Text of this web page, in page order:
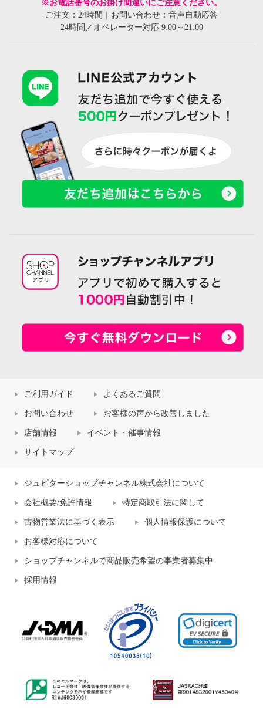
※お電話番号のお掛け間違いにご注意ください。
ご注文：24時間｜お問い合わせ：音声自動応答
24時間／オペレーター対応 9:00～21:00
ご利用ガイド よくあるご質問
お問い合わせ お客様の声から改善しました
店舗情報 イベント・催事情報
サイトマップ
ジュピターショップチャンネル株式会社について
会社概要/免許情報 特定商取引法に関して
古物営業法に基づく表示 個人情報保護について
お客様対応について
ショップチャンネルで商品販売希望の事業者募集中
採用情報